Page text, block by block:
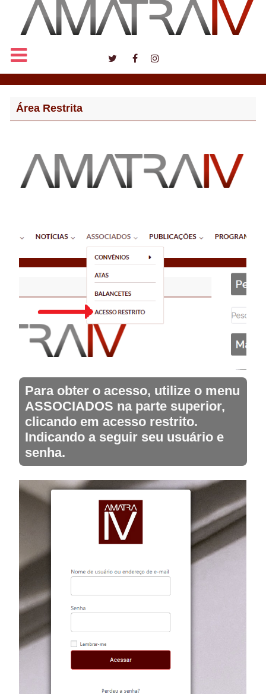
Área Restrita
Para obter o acesso, utilize o menu
ASSOCIADOS na parte superior,
clicando em acesso restrito.
Indicando a seguir seu usuário e
senha.